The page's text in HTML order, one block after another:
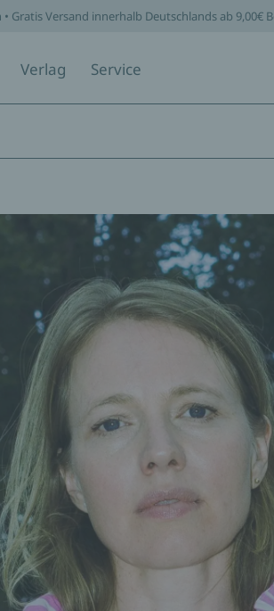
Gratis Versand innerhalb Deutschlands ab 9,00€
Verlag Service